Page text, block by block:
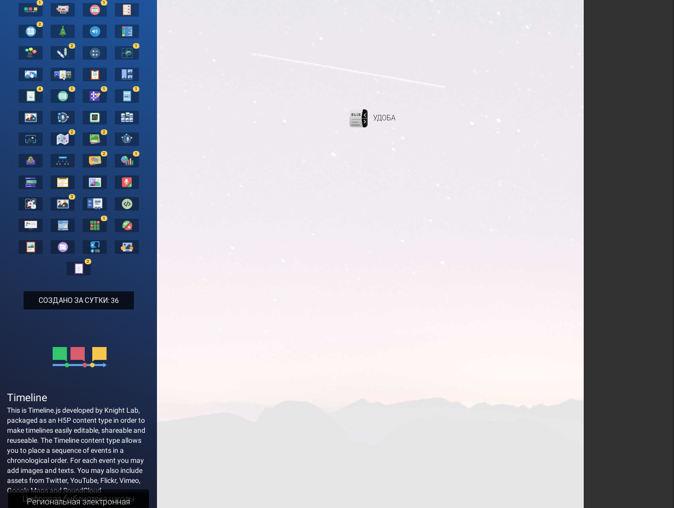
1 1
2
2 1
4 1 1 1
2 2
2 1
3
1
2
СОЗДАНО ЗА СУТКИ: 36
Timeline
This is Timeline.js developed by Knight Lab,
packaged as an H5P content type in order to
make timelines easily editable, shareable and
reuseable. The Timeline content type allows
you to place a sequence of events in a
chronological order. For each event you may
add images and texts. You may also include
assets from Twitter, YouTube, Flickr, Vimeo,
Google Maps and SoundCloud.
УДОБА